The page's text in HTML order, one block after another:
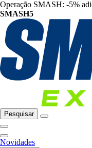
Operação SMASH: -5%
SMASH5
Pesquisar
Novidades